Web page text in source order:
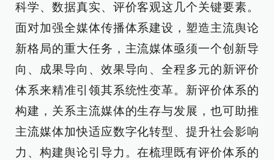
科学、数据真实、评价客观这几个关键要素。
面对加强全媒体传播体系建设，塑造主流舆论
新格局的重大任务，主流媒体亟须一个创新导
向、成果导向、效果导向、全程多元的新评价
体系来精准引领其系统性变革。新评价体系的
构建，关系主流媒体的生存与发展，也可助推
主流媒体加快适应数字化转型、提升社会影响
力、构建舆论引导力。在梳理既有评价体系的